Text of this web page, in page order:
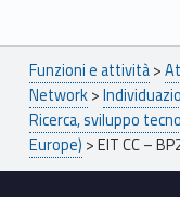
Breadcrumbs navigation
Funzioni e attività>
Network>
Ricerca, sviluppo
Europe) >EIT CC –